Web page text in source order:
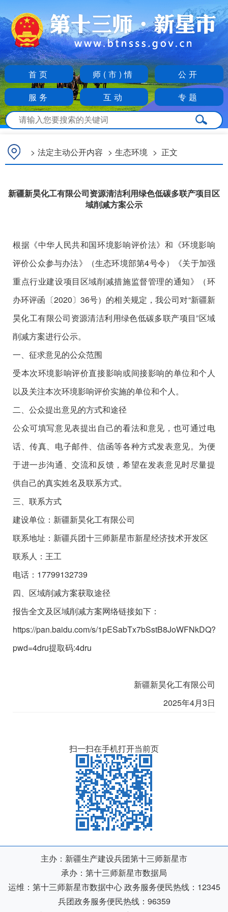
首页 师(市)情
公开
服务
互动 专题
> 法定主动公开内容 > 生态环境 > 正文
新疆新昊化工有限公司资源清洁利用绿色低碳多联产项目区
域削减方案公示
根据《中华人民共和国环境影响评价法》和《环境影响
评价公众参与办法》（生态环境部第4号令）《关于加强
重点行业建设项目区域削减措施监督管理的通知》（环
办环评函〔2020〕36号）的相关规定，我公司对“新疆新
昊化工有限公司资源清洁利用绿色低碳多联产项目”区域
削减方案进行公示。
一、征求意见的公众范围
受本次环境影响评价直接影响或间接影响的单位和个人
以及关注本次环境影响评价实施的单位和个人。
二、公众提出意见的方式和途径
公众可填写意见表提出自己的看法和意见，也可通过电
话、传真、电子邮件、信函等各种方式发表意见。为便
于进一步沟通、交流和反馈，希望在发表意见时尽量提
供自己的真实姓名及联系方式。
三、联系方式
建设单位：新疆新昊化工有限公司
联系地址：新疆兵团十三师新星市新星经济技术开发区
联系人：王工
电话：17799132739
四、区域削减方案获取途径
报告全文及区域削减方案网络链接如下：
https://pan.baidu.com/s/1pESabTx7bSstB8JoWFNkDQ?
pwd=4dru提取码:4dru
新疆新昊化工有限公司
2025年4月3日
扫一扫在手机打开当前页
主办：新疆生产建设兵团第十三师新星市
承办：第十三师新星市数据局
运维：第十三师新星市数据中心政务服务便民热线：12345
兵团政务服务便民热线：96359